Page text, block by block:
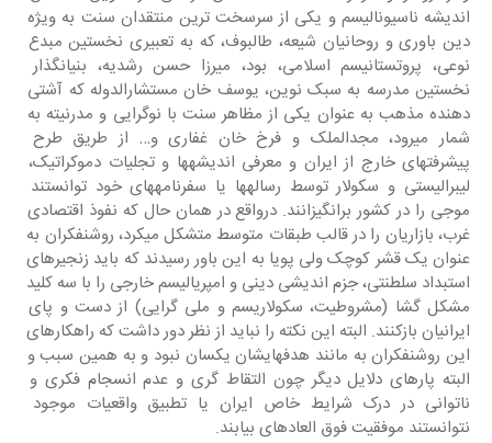
اندیشه ناسیونالیسم و یکی از سرسخت ترین منتقدان سنت به ویژه
دین باوری و روحانیان شیعه، طالبوف، که به تعبیری نخستین مبدع
نوعی، پروتستانیسم اسلامی، بود، میرزا حسن رشدیه، بنیانگذار
نخستین مدرسه به سبک نوین، یوسف خان مستشارالدوله که آشتی
دهنده مذهب به عنوان یکی از مظاهر سنت با نوگرایی و مدرنیته به
شمار میرود، مجدالملک و فرخ خان غفاری و… از طریق طرح
پیشرفتهای خارج از ایران و معرفی اندیشهها و تجلیات دموکراتیک،
لیبرالیستی و سکولار توسط رسالهها یا سفرنامههای خود توانستند
موجی را در کشور برانگیزانند. درواقع در همان حال که نفوذ اقتصادی
غرب، بازاریان را در قالب طبقات متوسط متشکل میکرد، روشنفکران به
عنوان یک قشر کوچک ولی پویا به این باور رسیدند که باید زنجیرهای
استبداد سلطنتی، جزم اندیشی دینی و امپریالیسم خارجی را با سه کلید
مشکل گشا (مشروطیت، سکولاریسم و ملی گرایی) از دست و پای
ایرانیان بازکنند. البته این نکته را نباید از نظر دور داشت که راهکارهای
این روشنفکران به مانند هدفهایشان یکسان نبود و به همین سبب و
البته پارهای دلایل دیگر چون التقاط گری و عدم انسجام فکری و
ناتوانی در درک شرایط خاص ایران یا تطبیق واقعیات موجود
نتوانستند موفقیت فوق العادهای بیابند.